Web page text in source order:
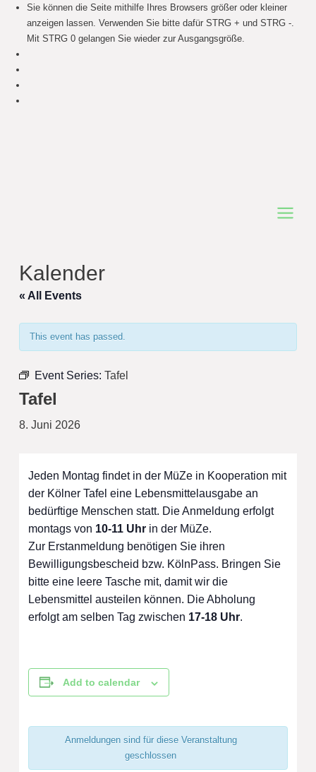
Sie können die Seite mithilfe Ihres Browsers größer oder kleiner
anzeigen lassen. Verwenden Sie bitte dafür STRG + und STRG -.
Mit STRG 0 gelangen Sie wieder zur Ausgangsgröße.
Main
Kalender
« All Events
This event has passed.
Event Series: Tafel
Tafel
8. Juni 2026
Jeden Montag findet in der MüZe in Kooperation mit
der Kölner Tafel eine Lebensmittelausgabe an
bedürftige Menschen statt. Die Anmeldung erfolgt
montags von 10-11 Uhr in der MüZe.
Zur Erstanmeldung benötigen Sie ihren
Bewilligungsbescheid bzw. KölnPass. Bringen Sie
bitte eine leere Tasche mit, damit wir die
Lebensmittel austeilen können. Die Abholung
erfolgt am selben Tag zwischen 17-18 Uhr.
Add to calendar
Anmeldungen sind für diese Veranstaltung
geschlossen